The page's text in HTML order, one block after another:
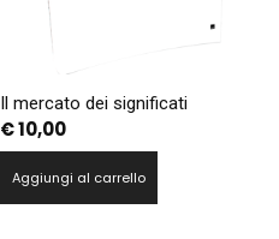
Il mercato dei significati
€10,00
Aggiungi al carrello